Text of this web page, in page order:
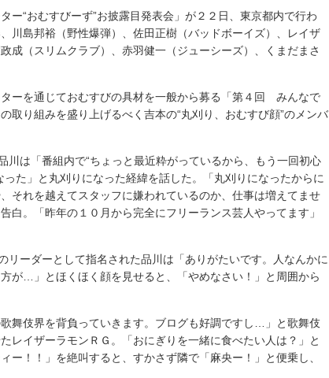
ー“おむすびーず”お披露目発表会」が２２日、東京都内で行わ
川島邦裕（野性爆弾）、佐田正樹（バッドボーイズ）、レイザ
成（スリムクラブ）、赤羽健一（ジューシーズ）、くまだまさ
ーを通じておむすびの具材を一般から募る「第４回 みんなで
取り組みを盛り上げるべく吉本の“丸刈り、おむすび顔”のメンバ
川は「番組内で“ちょっと最近粋がっているから、もう一回初心
た」と丸刈りになった経緯を話した。「丸刈りになったからに
それを越えてスタッフに嫌われているのか、仕事は増えてませ
白。「昨年の１０月から完全にフリーランス芸人やってます」
リーダーとして指名された品川は「ありがたいです。人なんかに
が…」とほくほく顔を見せると、「やめなさい！」と周囲から
舞伎界を背負っていきます。ブログも好調ですし…」と歌舞伎
レイザーラモンＲＧ。「おにぎりを一緒に食べたい人は？」と
ー！！」を絶叫すると、すかさず隣で「麻央ー！」と便乗し、